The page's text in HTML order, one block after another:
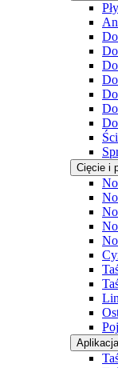
Cięcie i
Aplikacja